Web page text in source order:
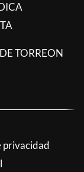
TORREON
privacidad